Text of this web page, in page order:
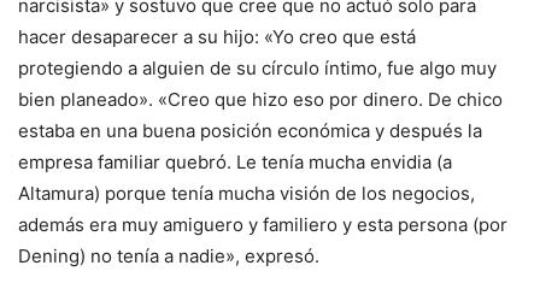
narcisista» y sostuvo que cree que no actuó solo para
hacer desaparecer a su hijo: «Yo creo que está
protegiendo a alguien de su círculo íntimo, fue algo muy
bien planeado». «Creo que hizo eso por dinero. De chico
estaba en una buena posición económica y después la
empresa familiar quebró. Le tenía mucha envidia (a
Altamura) porque tenía mucha visión de los negocios,
además era muy amiguero y familiero y esta persona (por
Dening) no tenía a nadie», expresó.